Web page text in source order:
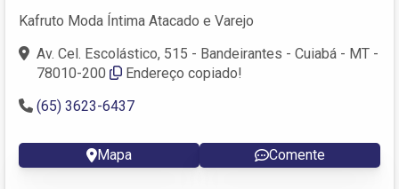
Kafruto Moda Íntima Atacado e Varejo
Av. Cel. Escolástico, 515 - Bandeirantes - Cuiabá - MT -
78010-200
Endereço copiado!
(65) 3623-6437
Mapa Comente